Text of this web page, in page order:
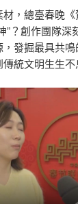
，總臺春晚
”？創作團隊深
發掘最具共
統文明生生不